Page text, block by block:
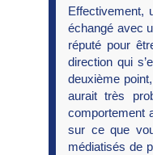
Effectivement,
échangé avec
réputé pour
direction qui
deuxième
aurait très
comportement
sur ce que
médiatisés de